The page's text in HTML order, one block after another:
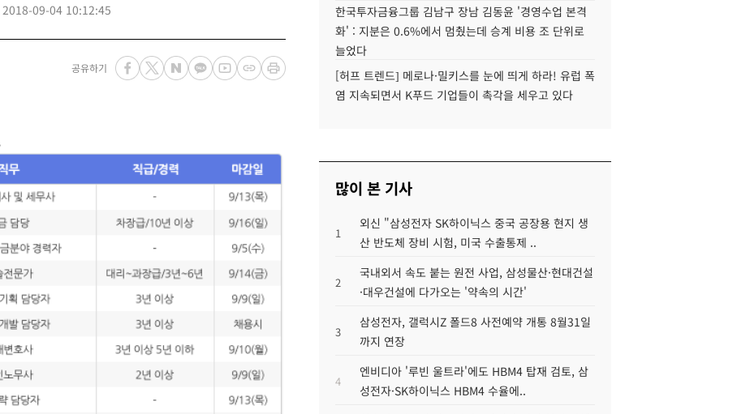
2018-09-04 10:12:45
공유하기
한국투자금융그룹 김남구 장남 김동윤 '경영수업 본격
화' : 지분은 0.6%에서 멈췄는데 승계 비용 조 단위로
늘었다
[허프 트렌드] 메로나·밀키스를 눈에 띄게 하라! 유럽 폭
염 지속되면서 K푸드 기업들이 촉각을 세우고 있다
많이 본 기사
1
외신 "삼성전자 SK하이닉스 중국 공장용 현지 생
산 반도체 장비 시험, 미국 수출통제 ..
2
국내외서 속도 붙는 원전 사업, 삼성물산·현대건설
·대우건설에 다가오는 '약속의 시간'
3
삼성전자, 갤럭시Z 폴드8 사전예약 개통 8월31일
까지 연장
4
엔비디아 '루빈 울트라'에도 HBM4 탑재 검토, 삼
성전자·SK하이닉스 HBM4 수율에..